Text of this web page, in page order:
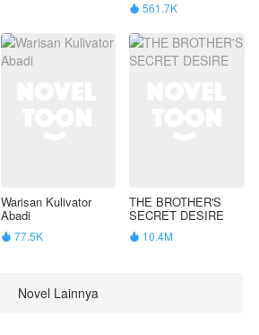
 561.7K
Warisan Kulivator
Abadi
 77.5K
THE BROTHER'S
SECRET DESIRE
 10.4M
Novel Lainnya